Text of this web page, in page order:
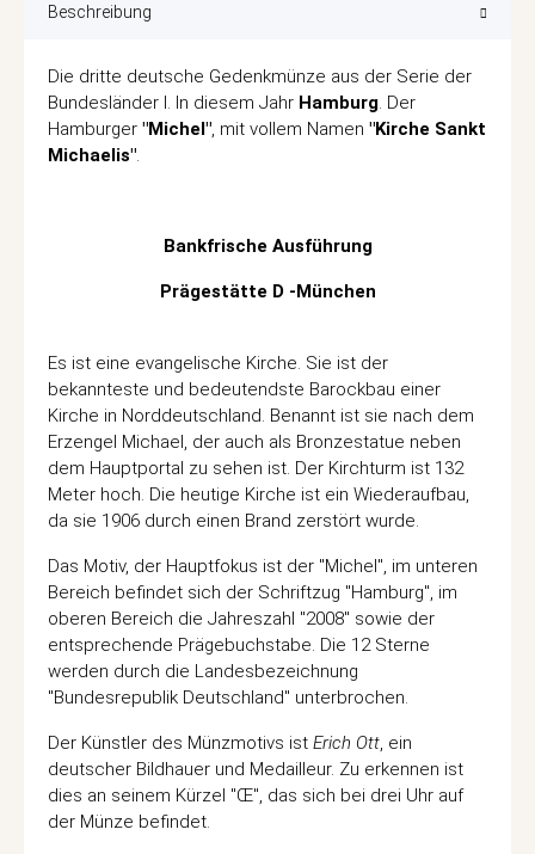
Beschreibung
Die dritte deutsche Gedenkmünze aus der Serie der
Bundesländer I. In diesem Jahr Hamburg . Der
Hamburger "Michel" , mit vollem Namen "Kirche Sankt
Michaelis"
Bankfrische Ausführung
Prägestätte D -München
Es ist eine evangelische Kirche. Sie ist der
bekannteste und bedeutendste Barockbau einer
Kirche in Norddeutschland. Benannt ist sie nach dem
Erzengel Michael, der auch als Bronzestatue neben
dem Hauptportal zu sehen ist. Der Kirchturm ist 132
Meter hoch. Die heutige Kirche ist ein Wiederaufbau,
da sie 1906 durch einen Brand zerstört wurde.
Das Motiv, der Hauptfokus ist der "Michel", im unteren
Bereich befindet sich der Schriftzug "Hamburg", im
oberen Bereich die Jahreszahl "2008" sowie der
entsprechende Prägebuchstabe. Die 12 Sterne
werden durch die Landesbezeichnung
"Bundesrepublik Deutschland" unterbrochen.
Der Künstler des Münzmotivs ist Erich Ott , ein
deutscher Bildhauer und Medailleur. Zu erkennen ist
dies an seinem Kürzel "Œ", das sich bei drei Uhr auf
der Münze befindet.